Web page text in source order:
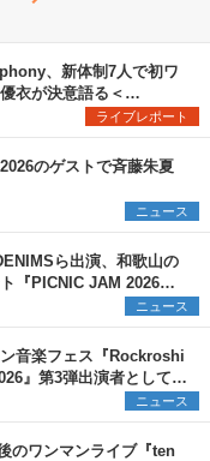
、新体制7人で初ワ
衣が決意語る＜
Live はじまりの夏
ライブレポート
のゲストで斉藤朱夏
ニュース
ら出演、和歌山の
『PICNIC JAM 2026』
ニュース
音楽フェス『Rockroshi
』第3弾出演者として
、Reiを発表
ニュース
のワンマンライブ『ten